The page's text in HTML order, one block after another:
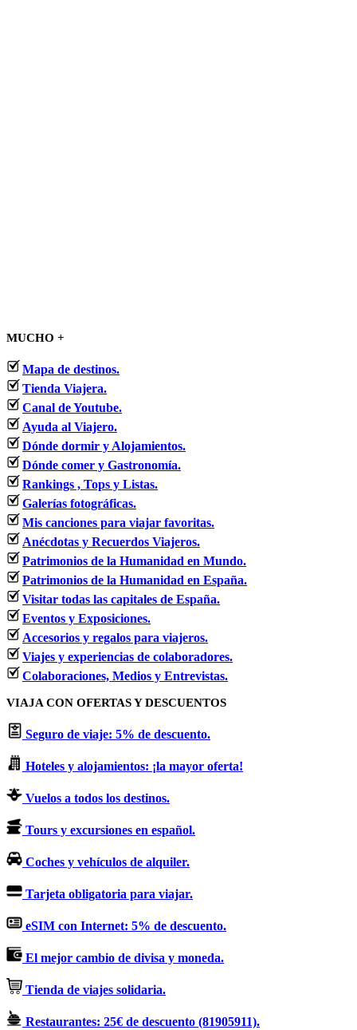
MUCHO +
Mapa de destinos.
Tienda Viajera.
Canal de Youtube.
Ayuda al Viajero.
Dónde dormir y Alojamientos.
Dónde comer y Gastronomía.
Rankings , Tops y Listas.
Galerías fotográficas.
Mis canciones para viajar favoritas.
Anécdotas y Recuerdos Viajeros.
Patrimonios de la Humanidad en Mundo.
Patrimonios de la Humanidad en España.
Visitar todas las capitales de España.
Eventos y Exposiciones.
Accesorios y regalos para viajeros.
Viajes y experiencias de colaboradores.
Colaboraciones, Medios y Entrevistas.
VIAJA CON OFERTAS Y DESCUENTOS
Seguro de viaje: 5% de descuento.
Hoteles y alojamientos: ¡la mayor oferta!
Vuelos a todos los destinos.
Tours y excursiones en español.
Coches y vehículos de alquiler.
Tarjeta obligatoria para viajar.
eSIM con Internet: 5% de descuento.
El mejor cambio de divisa y moneda.
Tienda de viajes solidaria.
Restaurantes: 25€ de descuento (81905911).